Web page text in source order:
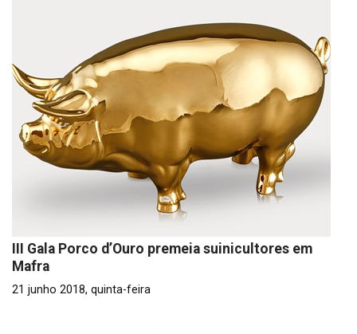
III Gala Porco d’Ouro premeia suinicultores em
Mafra
21 junho 2018, quinta-feira